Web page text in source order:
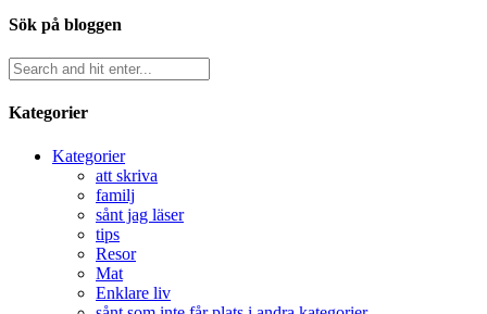
Sök på bloggen
Kategorier
Kategorier
att skriva
familj
sånt jag läser
tips
Resor
Mat
Enklare liv